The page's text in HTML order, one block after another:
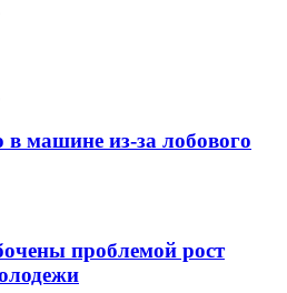
в машине из-за лобового
проблемой рост